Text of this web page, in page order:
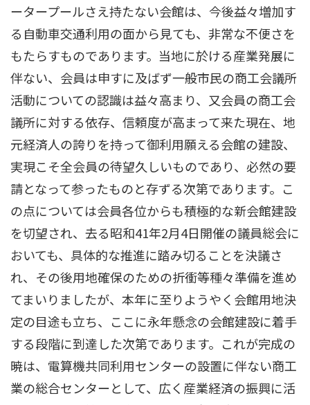
ータープールさえ持たない会館は、今後益々増加す
る自動車交通利用の面から見ても、非常な不便さを
もたらすものであります。当地に於ける産業発展に
伴ない、会員は申すに及ばず一般市民の商工会議所
活動についての認識は益々高まり、又会員の商工会
議所に対する依存、信頼度が高まって来た現在、地
元経済人の誇りを持って御利用願える会館の建設、
実現こそ全会員の待望久しいものであり、必然の要
請となって参ったものと存ずる次第であります。こ
の点については会員各位からも積極的な新会館建設
を切望され、去る昭和41年2月4日開催の議員総会に
おいても、具体的な推進に踏み切ることを決議さ
れ、その後用地確保のための折衝等種々準備を進め
てまいりましたが、本年に至りようやく会館用地決
定の目途も立ち、ここに永年懸念の会館建設に着手
する段階に到達した次第であります。これが完成の
暁は、電算機共同利用センターの設置に伴ない商工
業の総合センターとして、広く産業経済の振興に活